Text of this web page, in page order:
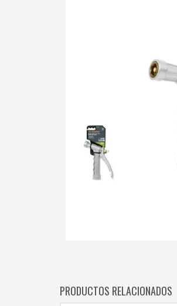
PRODUCTOS RELACIONADOS